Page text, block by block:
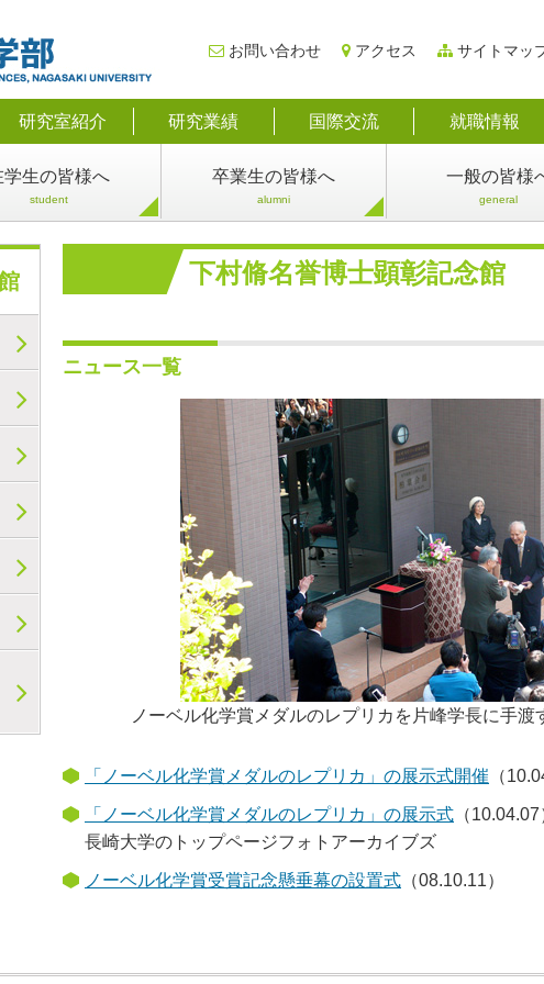
お問い合わせ アクセス サイトマッ
研究室紹介 研究業績 国際交流 就職情報
学生の皆様へ
student
卒業生の皆様へ
alumni
一般の皆様
general
下村脩名誉博士顕彰記念館
ニュース一覧
ノーベル化学賞メダルのレプリカを片峰学長に手渡
「ノーベル化学賞メダルのレプリカ」の展示式開催 （
「ノーベル化学賞メダルのレプリカ」の展示式 （10.04.07
長崎大学のトップページフォトアーカイブズ
ノーベル化学賞受賞記念懸垂幕の設置式 （08.10.11）